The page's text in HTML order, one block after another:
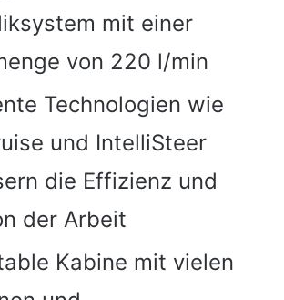
mit einer
von 220 l/min
Technologien wie
und IntelliSteer
die Effizienz und
der Arbeit
Kabine mit vielen